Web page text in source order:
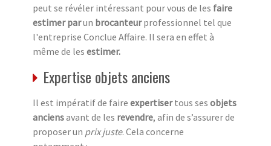
peut se révéler intéressant pour vous de les faire
estimer parun brocanteurprofessionnel tel que
l'entreprise Conclue Affaire. Il sera en effet à
même de les estimer.
Expertise objets anciens
Il est impératif de faire expertisertous ses objets
anciensavant de les revendre, afin de s’assurer de
proposer un prix juste. Cela concerne